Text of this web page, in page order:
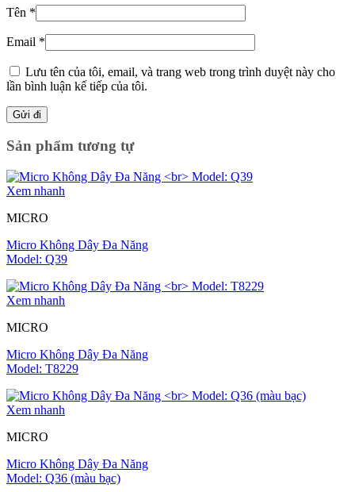
Tên *
Email *
Lưu tên của tôi, email, và trang web trong trình duyệt này cho
lần bình luận kế tiếp của tôi.
Sản phẩm tương tự
Xem nhanh
MICRO
Micro Không Dây Đa Năng
Model: Q39
Xem nhanh
MICRO
Micro Không Dây Đa Năng
Model: T8229
Xem nhanh
MICRO
Micro Không Dây Đa Năng
Model: Q36 (màu bạc)